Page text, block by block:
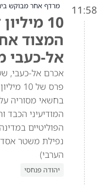
11:58 מרדף אחר מבוקש
10
המצוד
אל-כעבי
אכרם אל-כעבי,
פרס של
בחשאי מסוריה
המודיעיני הכבד
הפוליטיים
נפילת משטר
הערבי)
יהודה פנחסי